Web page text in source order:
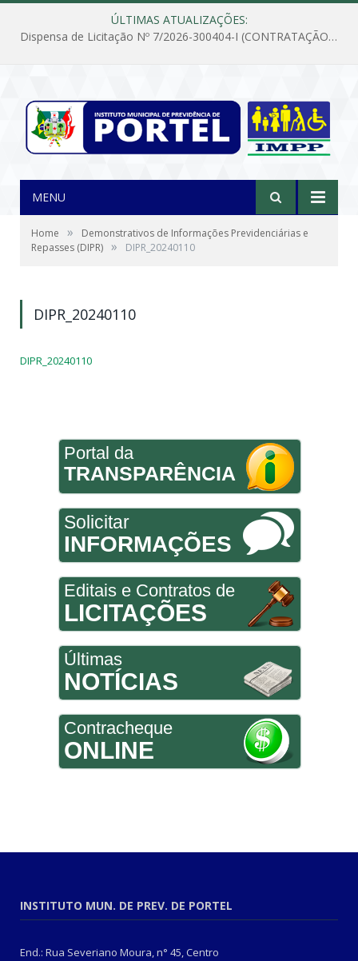
ÚLTIMAS ATUALIZAÇÕES:
Dispensa de Licitação Nº 7/2026-300404-I (CONTRATAÇÃO DE EMPRESA PARA MANUTENÇÃO E REPARAÇÃO DE APARELHOS DE AR CONDICIONADO, EM ATENDIMENTO ÀS NECESSIDADES DO INSTITUTO DE PREVIDÊNCIA MUNICIPAL DE PORTEL/PA)
MENU
Home »
Demonstrativos de Informações Previdenciárias e
Repasses (DIPR) » DIPR_20240110
DIPR_20240110
DIPR_20240110
Portal da
TRANSPARÊNCIA
Solicitar
INFORMAÇÕES
Editais e Contratos de
LICITAÇÕES
Últimas
NOTÍCIAS
Contracheque
ONLINE
INSTITUTO MUN. DE PREV. DE PORTEL
End.: Rua Severiano Moura, n° 45, Centro